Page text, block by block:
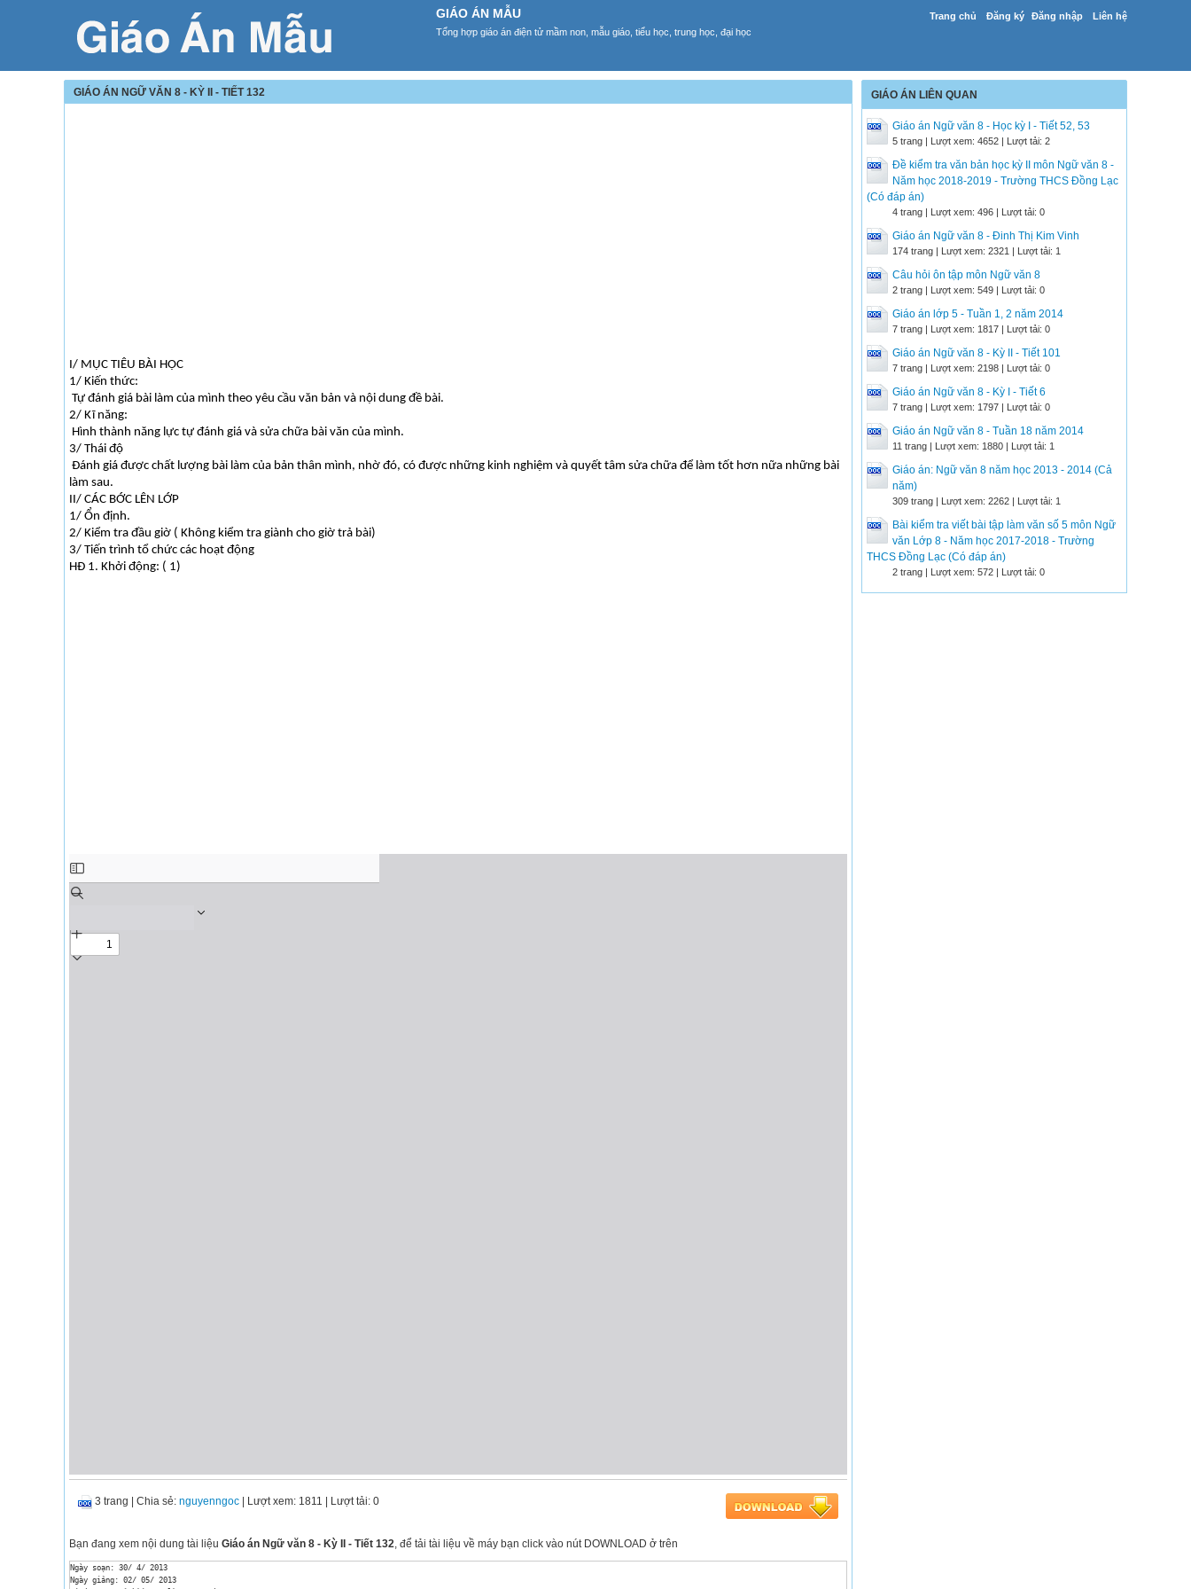
Trang chủ Đăng ký Đăng nhập Liên hệ
GIÁO ÁN MẪU
Tổng hợp giáo án điện tử mầm non, mẫu giáo, tiểu học, trung học, đại học
GIÁO ÁN NGỮ VĂN 8 - KỲ II - TIẾT 132
I/ MỤC TIÊU BÀI HỌC
1/ Kiến thức:
Tự đánh giá bài làm của mình theo yêu cầu văn bản và nội dung đề bài.
2/ Kĩ năng:
Hình thành năng lực tự đánh giá và sửa chữa bài văn của mình.
3/ Thái độ
Đánh giá được chất lượng bài làm của bản thân mình, nhờ đó, có được những kinh nghiệm và quyết tâm sửa chữa để làm tốt hơn nữa những bài
làm sau.
II/ CÁC BỚC LÊN LỚP
1/ Ổn định.
2/ Kiểm tra đầu giờ ( Không kiểm tra giành cho giờ trả bài)
3/ Tiến trình tổ chức các hoạt động
HĐ 1. Khởi động: ( 1)
3 trang Chia sẻ: nguyenngoc | Lượt xem: 1811 | Lượt tải: 0
Bạn đang xem nội dung tài liệu Giáo án Ngữ văn 8 - Kỳ II - Tiết 132, để tải tài liệu về máy bạn click vào nút DOWNLOAD ở trên
Ngày soạn: 30/ 4/ 2013
Ngày giảng: 02/ 05/ 2013
GIÁO ÁN LIÊN QUAN
Giáo án Ngữ văn 8 - Học kỳ I - Tiết 52, 53
5 trang | Lượt xem: 4652 | Lượt tải: 2
Đề kiểm tra văn bản học kỳ II môn Ngữ văn 8 -
Năm học 2018-2019 - Trường THCS Đồng Lạc
(Có đáp án)
4 trang | Lượt xem: 496 | Lượt tải: 0
Giáo án Ngữ văn 8 - Đinh Thị Kim Vinh
174 trang | Lượt xem: 2321 | Lượt tải: 1
Câu hỏi ôn tập môn Ngữ văn 8
2 trang | Lượt xem: 549 | Lượt tải: 0
Giáo án lớp 5 - Tuần 1, 2 năm 2014
7 trang | Lượt xem: 1817 | Lượt tải: 0
Giáo án Ngữ văn 8 - Kỳ II - Tiết 101
7 trang | Lượt xem: 2198 | Lượt tải: 0
Giáo án Ngữ văn 8 - Kỳ I - Tiết 6
7 trang | Lượt xem: 1797 | Lượt tải: 0
Giáo án Ngữ văn 8 - Tuần 18 năm 2014
11 trang | Lượt xem: 1880 | Lượt tải: 1
Giáo án: Ngữ văn 8 năm học 2013 - 2014 (Cả
năm)
309 trang | Lượt xem: 2262 | Lượt tải: 1
Bài kiểm tra viết bài tập làm văn số 5 môn Ngữ
văn Lớp 8 - Năm học 2017-2018 - Trường
THCS Đồng Lạc (Có đáp án)
2 trang | Lượt xem: 572 | Lượt tải: 0